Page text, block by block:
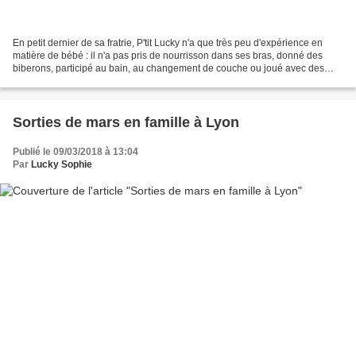
En petit dernier de sa fratrie, P'tit Lucky n'a que très peu d'expérience en
matière de bébé : il n'a pas pris de nourrisson dans ses bras, donné des
biberons, participé au bain, au changement de couche ou joué avec des
Sorties de mars en famille à Lyon
Publié le 09/03/2018 à 13:04
Par Lucky Sophie